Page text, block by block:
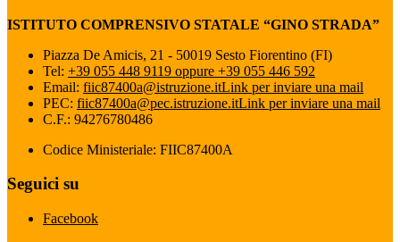
ISTITUTO COMPRENSIVO STATALE “GINO STRADA”
Piazza De Amicis, 21 - 50019 Sesto Fiorentino (FI)
Tel: +39 055 448 9119 oppure +39 055 446 592
Email: fiic87400a@istruzione.itLink per inviare una mail
PEC: fiic87400a@pec.istruzione.itLink per inviare una mail
C.F.: 94276780486
Codice Ministeriale: FIIC87400A
Seguici su
Facebook